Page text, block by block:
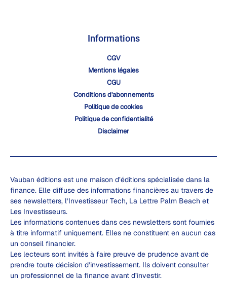
Informations
CGV
Mentions légales
CGU
Conditions d'abonnements
Politique de cookies
Politique de confidentialité
Disclaimer
Vauban éditions est une maison d’éditions spécialisée dans la
finance. Elle diffuse des informations financières au travers de
ses newsletters, l’Investisseur Tech, La Lettre Palm Beach et
Les Investisseurs.
Les informations contenues dans ces newsletters sont fournies
à titre informatif uniquement. Elles ne constituent en aucun cas
un conseil financier.
Les lecteurs sont invités à faire preuve de prudence avant de
prendre toute décision d’investissement. Ils doivent consulter
un professionnel de la finance avant d’investir.